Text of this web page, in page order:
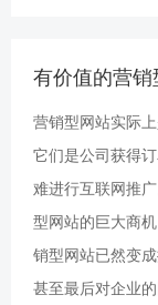
有价值的营
营销型网站实际
它们是公司获得
难进行互联网推
型网站的巨大商
销型网站已然变
甚至最后对企业